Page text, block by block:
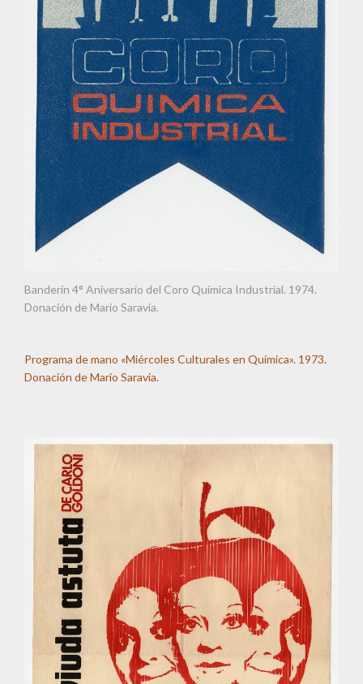
Banderín 4° Aniversario del Coro Química Industrial. 1974.
Donación de Mario Saravia.
Programa de mano «Miércoles Culturales en Química». 1973.
Donación de Mario Saravia.